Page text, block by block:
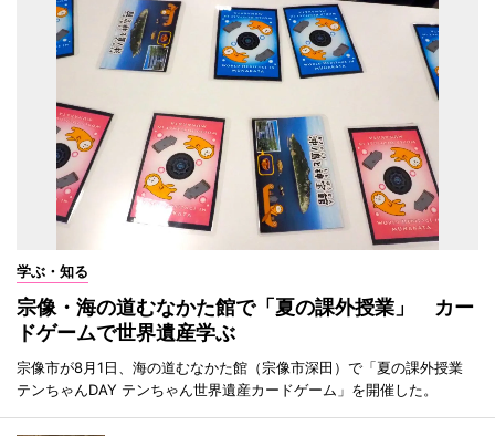
学ぶ・知る
宗像・海の道むなかた館で「夏の課外授業」 カー
ドゲームで世界遺産学ぶ
宗像市が8月1日、海の道むなかた館（宗像市深田）で「夏の課外授業
テンちゃんDAY テンちゃん世界遺産カードゲーム」を開催した。